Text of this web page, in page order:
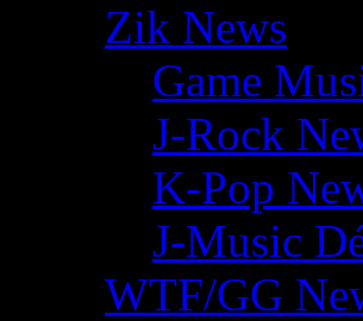
Zik News
Game
J-Rock
K-Pop
J-Music
WTF/GG